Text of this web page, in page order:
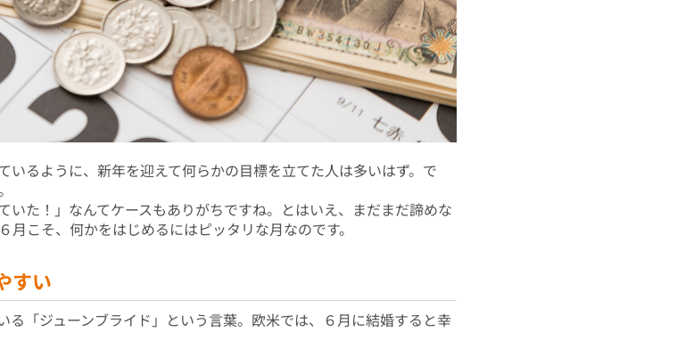
るように、新年を迎えて何らかの目標を立てた人は多いはず。で
いた！」なんてケースもありがちですね。とはいえ、まだまだ諦めな
こそ、何かをはじめるにはピッタリな月なのです。
すい
る「ジューンブライド」という言葉。欧米では、６月に結婚すると幸